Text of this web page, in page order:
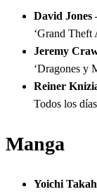
David
‘Grand Theft
Jeremy
‘Dragones y
Reiner
Todos los
Manga
Yoichi